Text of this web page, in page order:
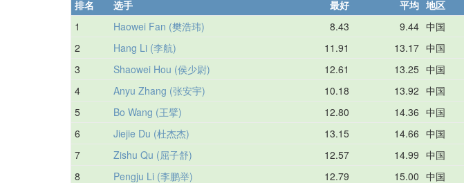
排名
选手 最好 平均 地区
1
Haowei Fan (樊浩玮) 8.43 9.44 中国
2 Hang Li (李航) 11.91 13.17 中国
3 Shaowei Hou (侯少尉) 12.61 13.25 中国
4 Anyu Zhang (张安宇) 10.18 13.92 中国
5 Bo Wang (王擘) 12.80 14.36 中国
6 Jiejie Du (杜杰杰) 13.15 14.66 中国
7 Zishu Qu (屈子舒) 12.57 14.99 中国
8 Pengju Li (李鹏举) 12.79 15.00 中国